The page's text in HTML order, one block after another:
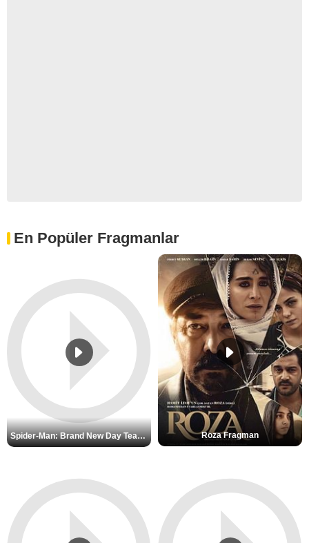
En Popüler Fragmanlar
Spider-Man: Brand New Day Teaser Roza Fragman